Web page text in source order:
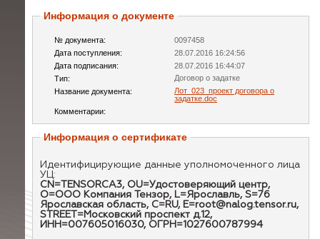
Информация о документе
№ документа:
0097458
Дата поступления:
28.07.2016 16:24:56
Дата подписания:
28.07.2016 16:44:07
Тип:
Договор о задатке
Название документа:
Лот_023_проект договора о
задатке.doc
Комментарии:
Информация о сертификате
Идентифицирующие данные уполномоченного лица
УЦ:
CN=TENSORCA3, OU=Удостоверяющий центр,
O=ООО Компания Тензор, L=Ярославль, S=76
Ярославская область, C=RU, E=root@nalog.tensor.ru,
STREET=Московский проспект д.12,
ИНН=007605016030, ОГРН=1027600787994